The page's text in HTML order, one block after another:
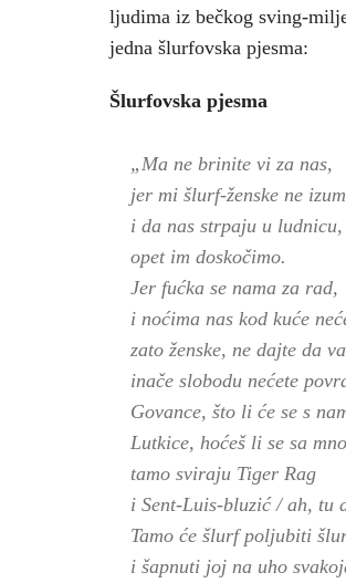
ljudima iz bečkog sving-
jedna šlurfovska pjesma:
Šlurfovska pjesma
„Ma ne brinite vi za nas,
jer mi šlurf-ženske ne
i da nas strpaju u ludnicu,
opet im doskočimo.
Jer fućka se nama za rad,
i noćima nas kod kuće
zato ženske, ne dajte da
inače slobodu nećete
Govance, što li će se s
Lutkice, hoćeš li se sa
tamo sviraju Tiger Rag
i Sent-Luis-bluzić / ah, tu
Tamo će šlurf poljubiti
i šapnuti joj na uho